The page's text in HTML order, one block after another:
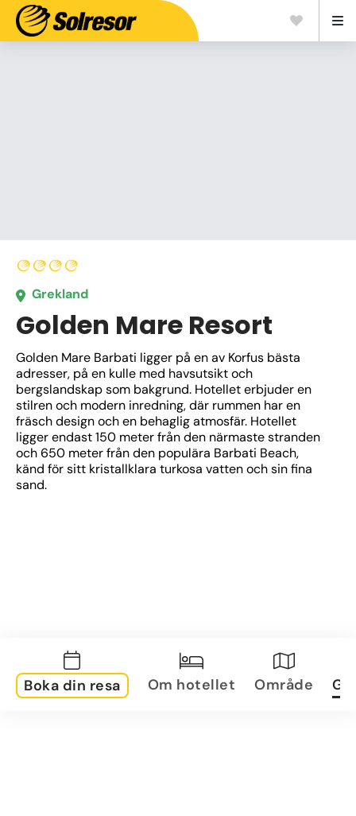
Grekland
Golden Mare Resort
Golden Mare Barbati ligger på en av Korfus bästa
adresser, på en kulle med havsutsikt och
bergslandskap som bakgrund. Hotellet erbjuder en
stilren och modern inredning, där rummen har en
fräsch design och en behaglig atmosfär. Hotellet
ligger endast 150 meter från den närmaste stranden
och 650 meter från den populära Barbati Beach,
känd för sitt kristallklara turkosa vatten och sin fina
sand.
Boka din resa Om hotellet Område